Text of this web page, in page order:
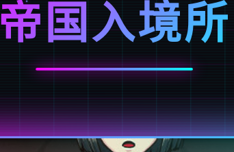
帝国入境所